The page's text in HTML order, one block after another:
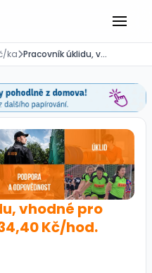
ka Pracovník úklidu, vhodné pro OZP, mzda od 134,40 Kč/hod.
vhodné pro
Kč/hod.